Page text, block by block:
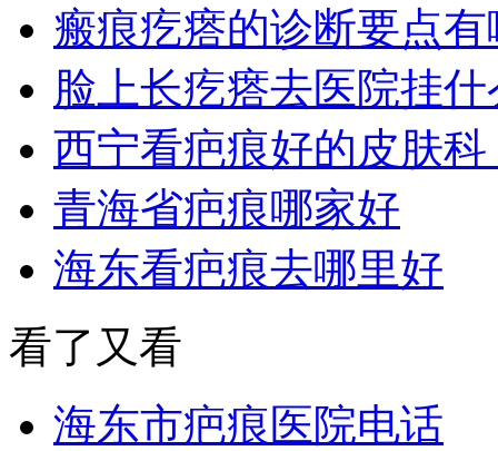
瘢痕疙瘩的诊断要点有
脸上长疙瘩去医院挂
西宁看疤痕好的皮肤
青海省疤痕哪家好
海东看疤痕去哪里好
看了又看
海东市疤痕医院电话